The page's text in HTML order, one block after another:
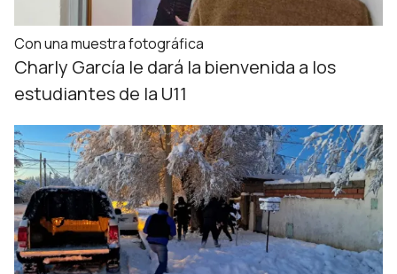
Con una muestra fotográfica
Charly García le dará la bienvenida a los
estudiantes de la U11